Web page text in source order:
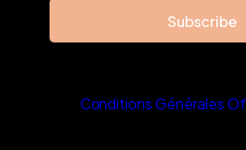
Conditions Générales